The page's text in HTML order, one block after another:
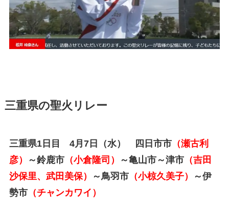
三重県の聖火リレー
三重県1日目 4月7日（水） 四日市市（瀬古利
彦）
～鈴鹿市（小倉隆司） ～亀山市～津市（吉田
沙保里、武田美保）
～鳥羽市（小椋久美子）
～伊
勢市（チャンカワイ）